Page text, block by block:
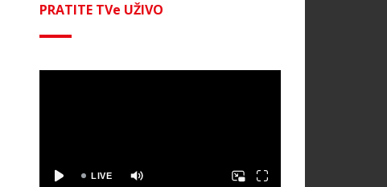
PRATITE TVe UŽIVO